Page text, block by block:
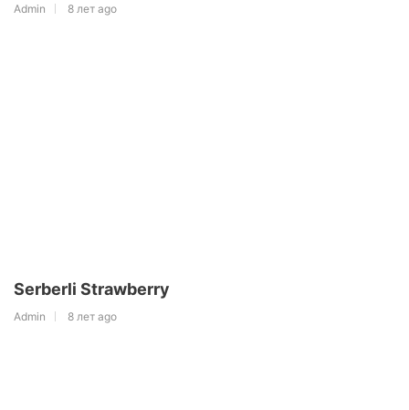
Admin 8 лет ago
Serberli Strawberry
Admin 8 лет ago